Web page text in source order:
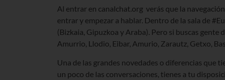
Al entrar en canalchat.org verás que la
entrar y empezar a hablar. Dentro de la sala de
(Bizkaia, Gipuzkoa y Araba). Pero si buscas gente
Amurrio, Llodio, Eibar, Amurio, Zarautz, Getxo,
Una de las grandes novedades o diferencias que
un poco de las conversaciones, tienes a tu